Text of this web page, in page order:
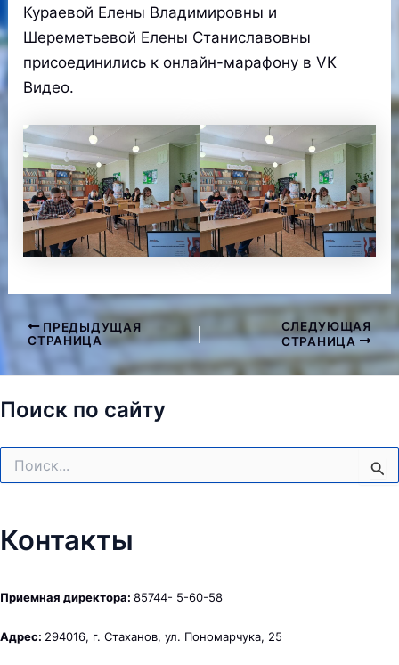
Кураевой Елены Владимировны и
Шереметьевой Елены Станиславовны
присоединились к онлайн-марафону в VK
Видео.
Навигация
записям
ПРЕДЫДУЩАЯ
СТРАНИЦА
СЛЕДУЮЩАЯ
СТРАНИЦА
Поиск по сайту
Контакты
Приемная директора: 85744- 5-60-58
Адрес: 294016, г. Стаханов, ул. Пономарчука, 25